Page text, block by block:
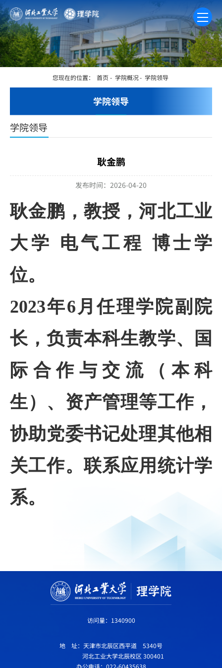
学院领导
您现在的位置： 首页 - 学院概况- 学院领导
学院领导
耿金鹏
发布时间：2026-04-20
耿金鹏，教授，河北工业
大学 电气工程 博士学
位。
2023年6月任理学院副院
长，负责本科生教学、国
际合作与交流（本科
生）、资产管理等工作，
协助党委书记处理其他相
关工作。联系应用统计学
系。
访问量： 1340900
地 址：天津市北辰区西平道 5340号
河北工业大学北辰校区 300401